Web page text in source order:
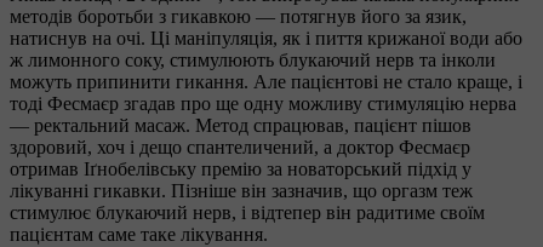
методів боротьби з гикавкою — потягнув його за язик,
натиснув на очі. Ці маніпуляція, як і пиття крижаної води або
ж лимонного соку, стимулюють блукаючий нерв та інколи
можуть припинити гикання. Але пацієнтові не стало краще, і
тоді Фесмаєр згадав про ще одну можливу стимуляцію нерва
— ректальний масаж. Метод спрацював, пацієнт пішов
здоровий, хоч і дещо спантеличений, а доктор Фесмаєр
отримав Іґнобелівську премію за новаторський підхід у
лікуванні гикавки. Пізніше він зазначив, що оргазм теж
стимулює блукаючий нерв, і відтепер він радитиме своїм
пацієнтам саме таке лікування.